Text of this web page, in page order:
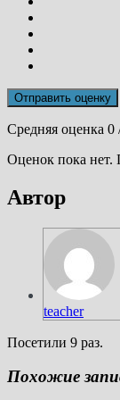
Отправить оценку
Средняя оценка 0
Оценок пока нет.
Автор
teacher
Посетили 9 раз.
Похожие